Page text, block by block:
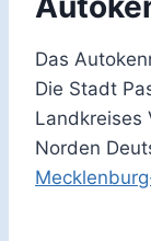
Das
Die Stadt
Landkreises
Norden